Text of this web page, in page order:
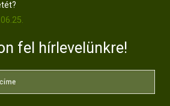
fel hírlevelünkre!